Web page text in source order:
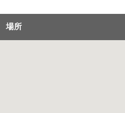
場所